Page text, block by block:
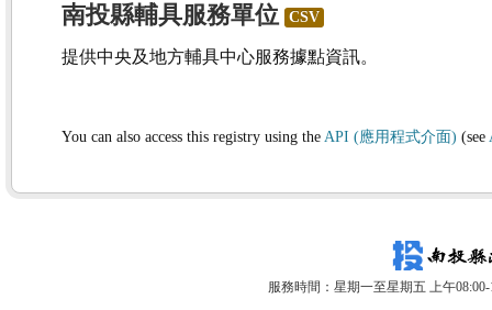
南投縣輔具服務單位 CSV
提供中央及地方輔具中心服務據點資訊。
You can also access this registry using the API (應用程式介面) (see
服務時間：星期一至星期五 上午